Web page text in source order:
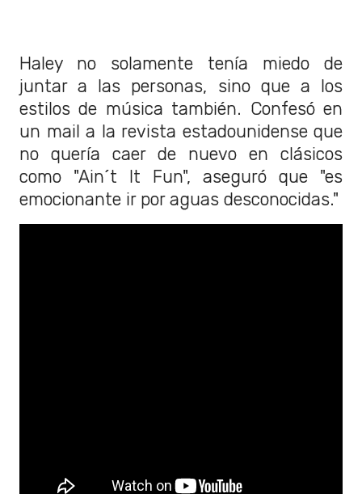
Haley no solamente tenía miedo de
juntar a las personas, sino que a los
estilos de música también. Confesó en
un mail a la revista estadounidense que
no quería caer de nuevo en clásicos
como "Ain´t It Fun", aseguró que "es
emocionante ir por aguas desconocidas."